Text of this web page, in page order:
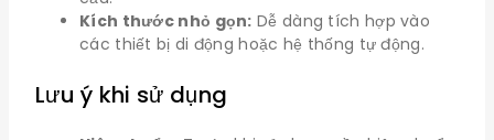
Kích thước nhỏ gọn: Dễ dàng tích hợp vào
các thiết bị di động hoặc hệ thống tự động.
Lưu ý khi sử dụng